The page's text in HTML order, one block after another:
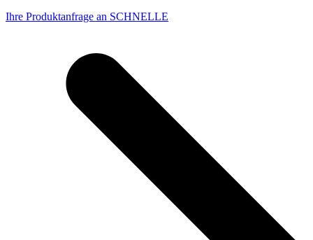
Ihre Produktanfrage an SCHNELLE